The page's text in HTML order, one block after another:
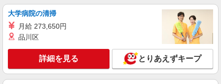
未経験・無資格OKの介護スタッフ
時給1,300円〜1,400円 ★週払いOK（規定あ
栃木県栃木市 【最寄駅】東武日光線・東武宇
自宅から通いやすいエリアなど、お好きな勤務地
をお選び下さい！！
キープ 詳細を見る
大学病院の清掃
月給 273,650円
品川区
詳細を見る とりあえずキープ